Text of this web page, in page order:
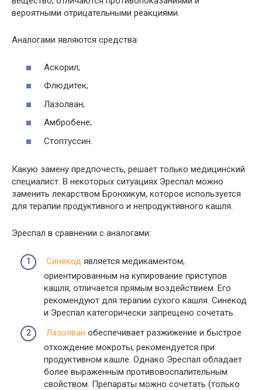
вероятными отрицательными реакциями.
Аналогами являются средства:
Аскорил;
Флюдитек;
Лазолван;
Амбробене;
Стоптуссин.
Какую замену предпочесть, решает только медицинский
специалист. В некоторых ситуациях Эреспал можно
заменить лекарством Бронхикум, которое используется
для терапии продуктивного и непродуктивного кашля.
Эреспал в сравнении с аналогами:
Синекод является медикаментом,
ориентированным на купирование приступов
кашля, отличается прямым воздействием. Его
рекомендуют для терапии сухого кашля. Синекод
и Эреспал категорически запрещено сочетать.
Лазолван обеспечивает разжижение и быстрое
отхождение мокроты, рекомендуется при
продуктивном кашле. Однако Эреспал обладает
более выраженным противовоспалительным
свойством. Препараты можно сочетать (только